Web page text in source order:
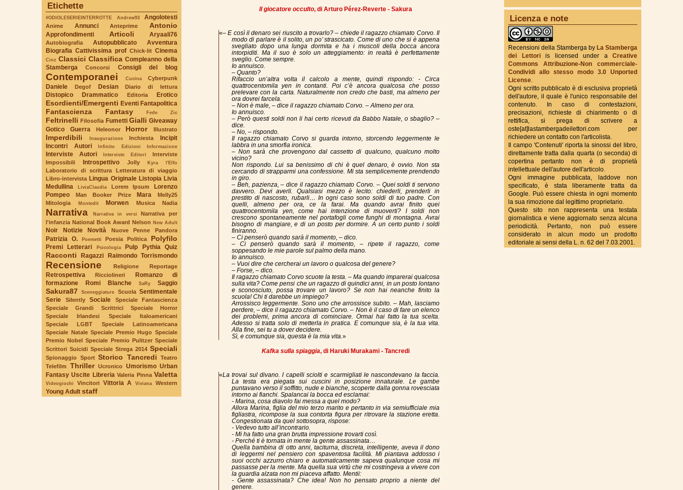
Etichette
#ODIOLESERIEINTERROTTE Andrew93 Angolotesti
Anime Annunci Anteprime Antonio
Approfondimenti Articoli Aryaali76
Autobiografia Autopubblicato
Avventura
Biografia Cattivissima prof Chick-lit Cinema
Cinz Classici Classifica Compleanno della
Stamberga
Concorsi Consigli del blog
Contemporanei Cucina Cyberpunk
Daniele Degof Desian Diario di lettura
Distopico Drammatico Editoria Erotico
Esordienti/Emergenti Eventi Fantapolitica
Fantascienza Fantasy Fede Zic
Feltrinelli Filosofia Fumetti Gialli Giveaway
Gotico
Guerra Heleonor Horror Illustrato
Imperdibili Inaugurazione Inchiesta
Incipit
Incontri Autori
Infinito Edizioni Informazione
Interviste Autori Interviste Editori
Interviste
Impossibili
Introspettivo Jolly Kyra l'Elfo
Laboratorio di scrittura
Letteratura di viaggio
Libro-intervista Lingua Originale Listopia Livia
Medullina
LiviaClaudia Lorem Ipsum
Lorenzo
Pompeo
Man Booker Prize Mara
Melly25
Mitologia
Montedit Morwen Musica Nadia
Narrativa Narrativa in versi
Narrativa per
l'infanzia National Book Award Nelson New Adult
Noir Notizie Novità Nuove Penne Pandora
Patrizia O. Poemetti Poesia Politica Polyfilo
Premi Letterari Psicologia Pulp Pythia Quiz
Racconti Ragazzi Raimondo Torrismondo
Recensione Religione Reportage
Retrospettiva Ricciolineri
Romanzo di
formazione
Romi Blanche SaRy Saggio
Sakura87 Sceneggiature Scuola Sentimentale
Serie
Silently Sociale
Speciale Fantascienza
Speciale Grandi Scrittrici
Speciale Horror
Speciale Irlandesi
Speciale Italoamericani
Speciale LGBT
Speciale Latinoamericana
Speciale Natale Speciale Premio Hugo Speciale
Premio Nobel Speciale Premio Pulitzer Speciale
Scrittori Suicidi Speciale Strega 2014 Speciali
Spionaggio Sport Storico Tancredi
Teatro
Telefilm
Thriller Ucronico Umorismo Urban
Fantasy Uscite Libreria Valeria Pinna Valetta
Videogiochi Vincitori Vittoria A Viviana Western
Young Adult staff
Il giocatore occulto, di Arturo Pérez-Reverte - Sakura
«– E così il denaro sei riuscito a trovarlo? – chiede il ragazzo chiamato Corvo. Il
modo di parlare è il solito, un po’ strascicato. Come di uno che si è appena
svegliato dopo una lunga dormita e ha i muscoli della bocca ancora
intorpiditi. Ma il suo è solo un atteggiamento: in realtà è perfettamente
sveglio. Come sempre.
Io annuisco.
– Quanto?
Rifaccio un’altra volta il calcolo a mente, quindi rispondo: - Circa
quattrocentomila yen in contanti. Poi c’è ancora qualcosa che posso
prelevare con la carta. Naturalmente non credo che basti, ma almeno per
ora dovrei farcela.
– Non è male, – dice il ragazzo chiamato Corvo. – Almeno per ora.
Io annuisco.
– Però questi soldi non li hai certo ricevuti da Babbo Natale, o sbaglio? –
dice.
– No, – rispondo.
Il ragazzo chiamato Corvo si guarda intorno, storcendo leggermente le
labbra in una smorfia ironica.
– Non sarà che provengono dal cassetto di qualcuno, qualcuno molto
vicino?
Non rispondo. Lui sa benissimo di chi è quel denaro, è ovvio. Non sta
cercando di strapparmi una confessione. Mi sta semplicemente prendendo
in giro.
– Beh, pazienza, – dice il ragazzo chiamato Corvo. – Quei soldi ti servono
davvero. Devi averli. Qualsiasi mezzo è lecito: chiederli, prenderli in
prestito di nascosto, rubarli… In ogni caso sono soldi di tuo padre. Con
quelli, almeno per ora, ce la farai. Ma quando avrai finito quei
quattrocentomila yen, come hai intenzione di muoverti? I soldi non
crescono spontaneamente nel portafogli come funghi di montagna. Avrai
bisogno di mangiare, e di un posto per dormire. A un certo punto i soldi
finiranno.
– Ci penserò quando sarà il momento, – dico.
– Ci penserò quando sarà il momento, – ripete il ragazzo, come
soppesando le mie parole sul palmo della mano.
Io annuisco.
– Vuoi dire che cercherai un lavoro o qualcosa del genere?
– Forse, – dico.
Il ragazzo chiamato Corvo scuote la testa. – Ma quando imparerai qualcosa
sulla vita? Come pensi che un ragazzo di quindici anni, in un posto lontano
e sconosciuto, possa trovare un lavoro? Se non hai neanche finito la
scuola! Chi ti darebbe un impiego?
Arrossisco leggermente. Sono uno che arrossisce subito. – Mah, lasciamo
perdere, – dice il ragazzo chiamato Corvo. – Non è il caso di fare un elenco
dei problemi, prima ancora di cominciare. Ormai hai fatto la tua scelta.
Adesso si tratta solo di metterla in pratica. E comunque sia, è la tua vita.
Alla fine, sei tu a dover decidere.
Sì, e comunque sia, questa è la mia vita.»
Kafka sulla spiaggia, di Haruki Murakami - Tancredi
«La trovai sul divano. I capelli sciolti e scarmigliati le nascondevano la faccia.
La testa era piegata sui cuscini in posizione innaturale. Le gambe
puntavano verso il soffitto, nude e bianche, scoperte dalla gonna rovesciata
intorno ai fianchi. Spalancai la bocca ed esclamai:
- Marina, cosa diavolo fai messa a quel modo?
Allora Marina, figlia del mio terzo marito e pertanto in via semiufficiale mia
figliastra, ricompose la sua contorta figura per ritrovare la stazione eretta.
Congestionata da quel sottosopra, rispose:
- Vedevo tutto all’incontrario.
- Mi ha fatto una gran brutta impressione trovarti così.
- Perché ti è tornata in mente la gente assassinata…
Quella bambina di otto anni, taciturna, discreta, intelligente, aveva il dono
di leggermi nel pensiero con spaventosa facilità. Mi piantava addosso i
suoi occhi azzurro chiaro e automaticamente sapeva qualunque cosa mi
passasse per la mente. Ma quella sua virtù che mi costringeva a vivere con
la guardia alzata non mi piaceva affatto. Mentii:
- Gente assassinata? Che idea! Non ho pensato proprio a niente del
genere.
True Fantasy Italy
Licenza e note
Recensioni della Stamberga by La Stamberga
dei Lettoriis licensed under a Creative
Commons Attribuzione-Non commerciale-
Condividi allo stesso modo 3.0 Unported
License.
Ogni scritto pubblicato è di esclusiva proprietà
dell'autore, il quale è l'unico responsabile del
contenuto. In caso di contestazioni,
precisazioni, richieste di chiarimento o di
rettifica, si prega di scrivere a
oste[at]lastambergadeilettori.com per
richiedere un contatto con l'articolista.
Il campo 'Contenuti' riporta la sinossi del libro,
direttamente tratta dalla quarta (o seconda) di
copertina pertanto non è di proprietà
intellettuale dell'autore dell'articolo.
Ogni immagine pubblicata, laddove non
specificato, è stata liberamente tratta da
Google. Può essere chiesta in ogni momento
la sua rimozione dal legittimo proprietario.
Questo sito non rappresenta una testata
giornalistica e viene aggiornato senza alcuna
periodicità. Pertanto, non può essere
considerato in alcun modo un prodotto
editoriale ai sensi della L. n. 62 del 7.03.2001.